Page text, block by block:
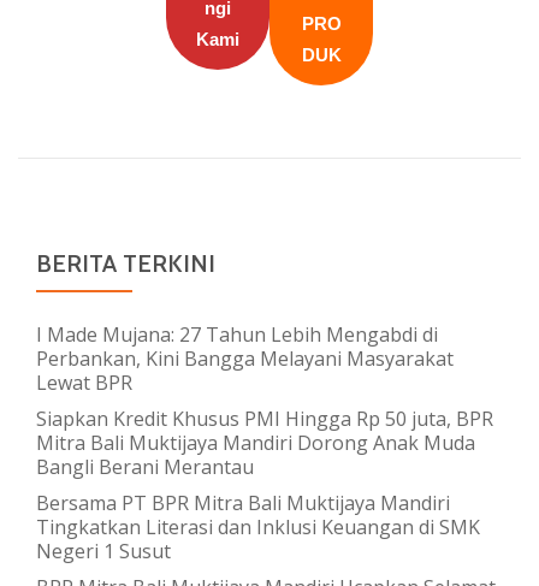
ngi
Kami
PRO
DUK
BERITA TERKINI
I Made Mujana: 27 Tahun Lebih Mengabdi di
Perbankan, Kini Bangga Melayani Masyarakat
Lewat BPR
Siapkan Kredit Khusus PMI Hingga Rp 50 juta, BPR
Mitra Bali Muktijaya Mandiri Dorong Anak Muda
Bangli Berani Merantau
Bersama PT BPR Mitra Bali Muktijaya Mandiri
Tingkatkan Literasi dan Inklusi Keuangan di SMK
Negeri 1 Susut